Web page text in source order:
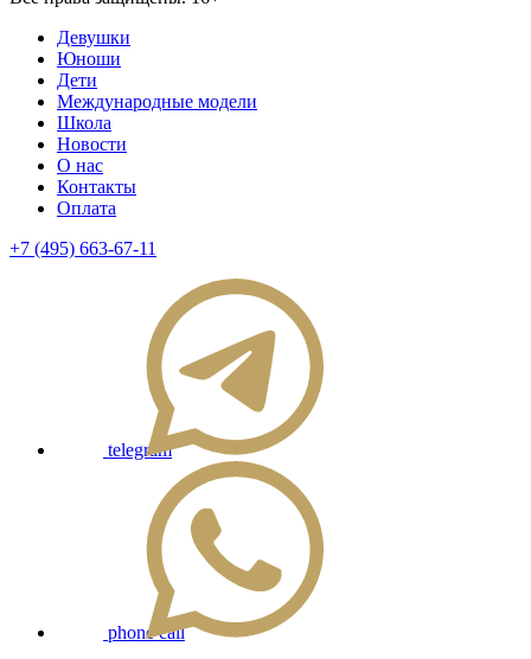
Девушки
Юноши
Дети
Международные модели
Школа
Новости
О нас
Контакты
Оплата
+7 (495) 663-67-11
telegram
phone call